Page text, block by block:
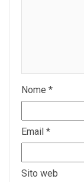
Nome *
Email *
Sito web